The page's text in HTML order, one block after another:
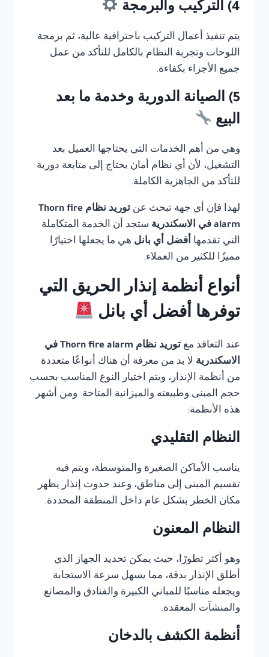
4) التركيب والبرمجة
يتم تنفيذ أعمال التركيب باحترافية عالية، ثم برمجة
اللوحات وتجربة النظام بالكامل للتأكد من عمل
جميع الأجزاء بكفاءة.
5) الصيانة الدورية وخدمة ما بعد
البيع
وهي من أهم الخدمات التي يحتاجها العميل بعد
التشغيل، لأن أي نظام أمان يحتاج إلى متابعة دورية
للتأكد من الجاهزية الكاملة.
لهذا فإن أي جهة تبحث عن
توريد نظام Thorn fire
alarm في الاسكندرية
ستجد أن الخدمة المتكاملة
التي تقدمها أفضل أي بانل هي ما يجعلها اختيارًا
مميزًا للكثير من العملاء.
أنواع أنظمة إنذار الحريق التي
توفرها أفضل أي بانل
عند التعاقد مع
توريد نظام Thorn fire alarm في
الاسكندرية لا بد من معرفة أن هناك أنواعًا متعددة
من أنظمة الإنذار، ويتم اختيار النوع المناسب بحسب
حجم المبنى وطبيعته والميزانية المتاحة. ومن أشهر
هذه الأنظمة:
النظام التقليدي
يناسب الأماكن الصغيرة والمتوسطة، ويتم فيه
تقسيم المبنى إلى مناطق، وعند حدوث إنذار يظهر
مكان الخطر بشكل عام داخل المنطقة المحددة.
النظام المعنون
وهو أكثر تطورًا، حيث يمكن تحديد الجهاز الذي
أطلق الإنذار بدقة، مما يسهل سرعة الاستجابة
ويجعله مناسبًا للمباني الكبيرة والفنادق والمصانع
والمنشآت المعقدة.
أنظمة الكشف بالدخان